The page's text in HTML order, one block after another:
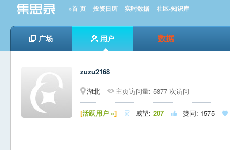
»首 页 投资日历 实时数据 社区-知识库
广场 用户 数据
zuzu2168
湖北
主页访问量: 5877 次访问
[活跃用户 »]  威望: 207  赞同: 1575 